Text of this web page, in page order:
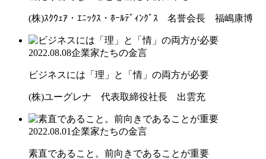
(株)ｽｸｳｪｱ・ｴﾆｯｸｽ・ﾎｰﾙﾃﾞｨﾝｸﾞｽ 名誉会長 福嶋康博
2022.08.08企業家たちの金言
ビジネスには「理」と「情」の両方が必要
(株)ユーグレナ 代表取締役社長 出雲充
2022.08.01企業家たちの金言
素直であること。前向きであることが重要